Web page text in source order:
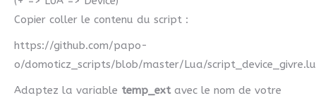
Copier coller le contenu du script :
https://github.com/papo-
o/domoticz_scripts/blob/master/Lua/
Adaptez la variable temp_extavec le nom de votre